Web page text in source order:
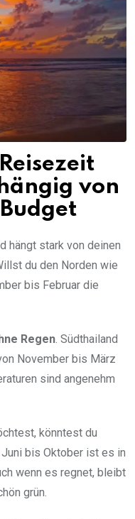
von
hängt stark von deinen
du den Norden wie
bis Februar die
Regen. Südthailand
November bis März
sind angenehm
könntest du
bis Oktober ist es in
wenn es regnet, bleibt
grün.